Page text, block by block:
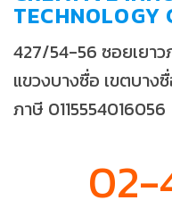
TECHNOLOGY
427/54-56 ซอยเยาว
แขวงบางซื่อ เขตบาง
ภาษี 0115554016056